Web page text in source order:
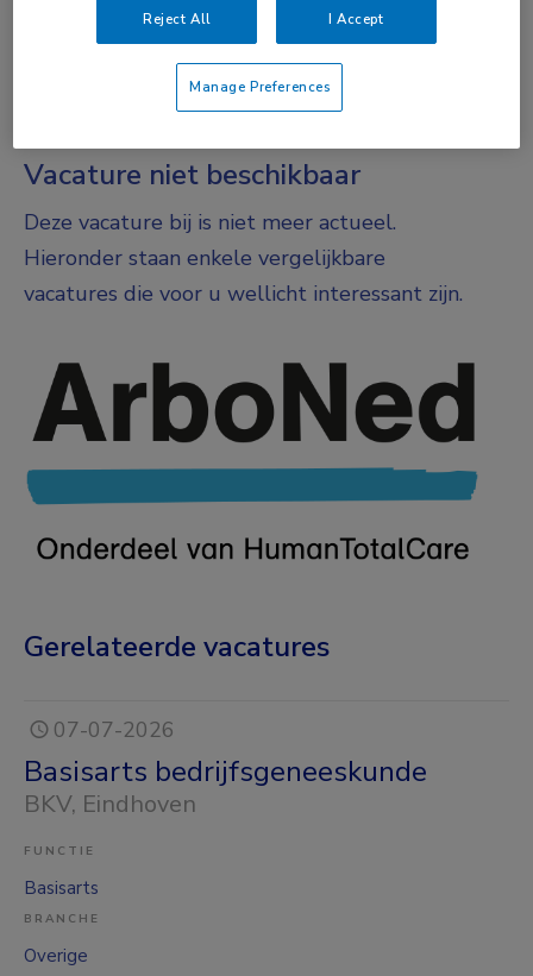
Vacature niet beschikbaar
Deze vacature bij is niet meer actueel.
Hieronder staan enkele vergelijkbare
vacatures die voor u wellicht interessant zijn.
Gerelateerde vacatures
07-07-2026
Basisarts bedrijfsgeneeskunde
BKV, Eindhoven
FUNCTIE
Basisarts
BRANCHE
Overige
Reject All I Accept
Manage Preferences